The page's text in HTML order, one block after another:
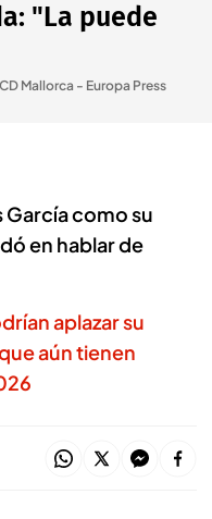
"La puede
Mallorca - Europa Press
García como su
en hablar de
aplazar su
aún tienen